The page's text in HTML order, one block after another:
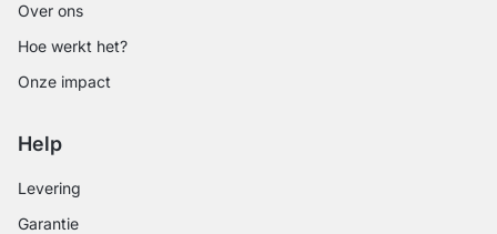
Over ons
Hoe werkt het?
Onze impact
Help
Levering
Garantie